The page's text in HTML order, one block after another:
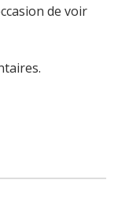
de voir